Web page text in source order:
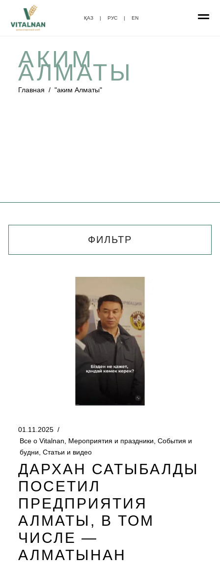
ҚАЗ | РУС | EN
АКИМ
АЛМАТЫ
Главная / "аким Алматы"
ФИЛЬТР
01.11.2025
Все о Vitalnan, Мероприятия и праздники, События и
будни, Статьи и видео
ДАРХАН САТЫБАЛДЫ
ПОСЕТИЛ
ПРЕДПРИЯТИЯ
АЛМАТЫ, В ТОМ
ЧИСЛЕ —
АЛМАТЫНАН